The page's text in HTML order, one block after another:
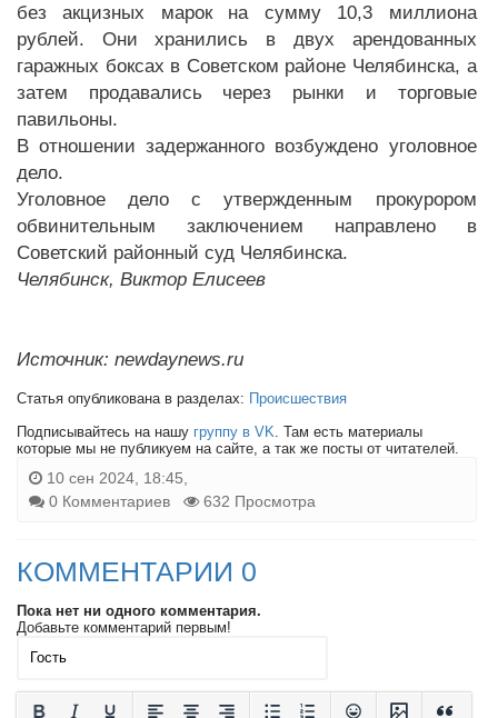
без акцизных марок на сумму 10,3 миллиона
рублей. Они хранились в двух арендованных
гаражных боксах в Советском районе Челябинска, а
затем продавались через рынки и торговые
павильоны.
В отношении задержанного возбуждено уголовное
дело.
Уголовное дело с утвержденным прокурором
обвинительным заключением направлено в
Советский районный суд Челябинска.
Челябинск, Виктор Елисеев
Источник: newdaynews.ru
Статья опубликована в разделах: Происшествия
Подписывайтесь на нашу группу в VK . Там есть материалы
которые мы не публикуем на сайте, а так же посты от читателей.
10 сен 2024, 18:45,
0 Комментариев
632 Просмотра
КОММЕНТАРИИ 0
Пока нет ни одного комментария.
Добавьте комментарий первым!